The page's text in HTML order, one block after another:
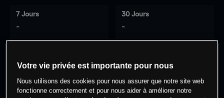
7 Jours
-
30 Jours
-
0% des clients ont une position à
cet actif
Votre vie privée est importante pour nous
Nous utilisons des cookies pour nous assurer que notre site web
fonctionne correctement et pour nous aider à améliorer notre